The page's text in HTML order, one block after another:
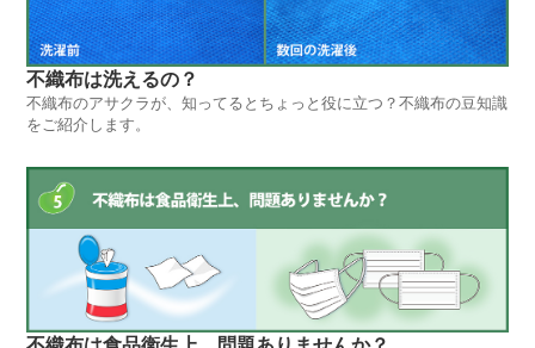
不織布は洗えるの？
不織布のアサクラが、知ってるとちょっと役に立つ？不織布の豆知識
をご紹介します。